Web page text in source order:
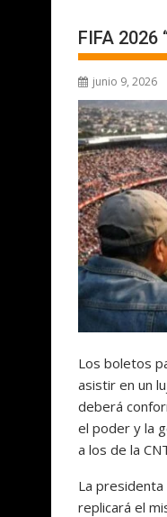
FIFA
junio 9, 2026
Los boletos
asistir en un
deberá
el poder y la
a los de la
La
replicará el